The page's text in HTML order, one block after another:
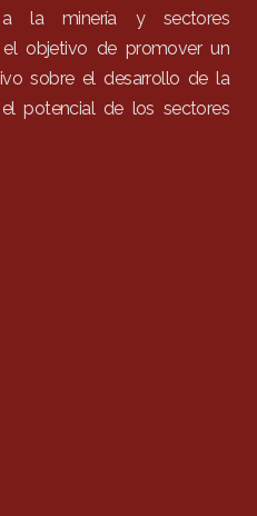
a la minería y sectores
objetivo de promover un
sobre el desarrollo de la
potencial de los sectores